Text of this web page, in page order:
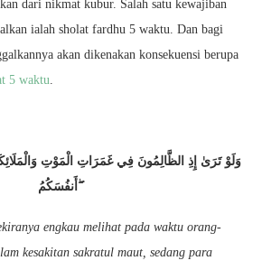
dari nikmat kubur. Salah satu kewajiban
ialah sholat fardhu 5 waktu. Dan bagi
akan dikenakan konsekuensi berupa
5 waktu.
وَلَوْ تَرَىٰ إِذِ الظَّالِمُونَ فِي غَمَرَاتِ الْمَوْتِ
أَنفُسَكُمُ ۖ
engkau melihat pada waktu orang-
kesakitan sakratul maut, sedang para